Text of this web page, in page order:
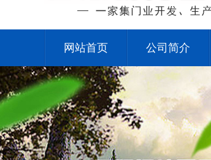
网站首页 公司简介